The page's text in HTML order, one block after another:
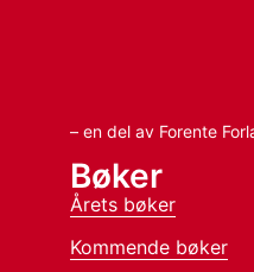
– en del av Forente
Bøker
Årets bøker
Kommende bøker